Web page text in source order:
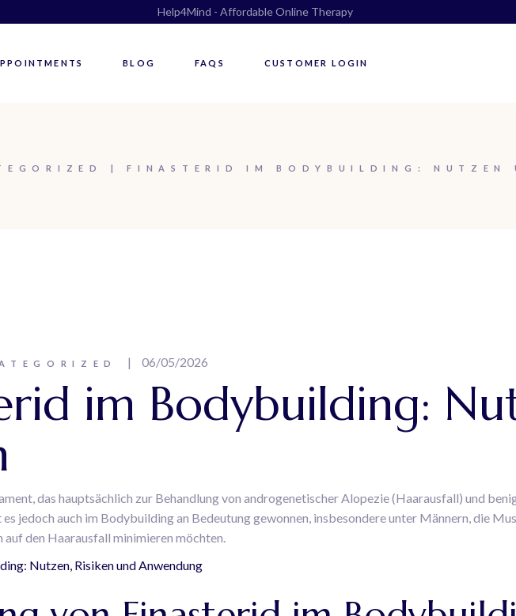
Help4Mind - Affordable Online Therapy
BLOG FAQS CUSTOMER LOGIN
FINASTERID IM BODYBUILDING: NUTZEN
06/05/2026
im Bodybuilding:
das hauptsächlich zur Behandlung von androgenetischer Alopezie (Haarausfall) und
es jedoch auch im Bodybuilding an Bedeutung gewonnen, insbesondere unter Männern, die
auf den Haarausfall minimieren möchten.
Nutzen, Risiken und Anwendung